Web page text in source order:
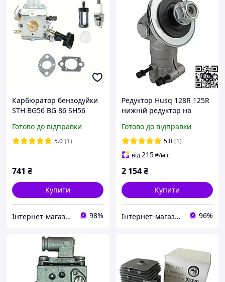
Карбюратор бензодуйки
STH BG56 BG 86 SH56
42411200616 42411200615
42411200607 C1MS26
Готово до відправки
5.0 (1)
741 ₴
Купити
Інтернет-магазин "Сад і Дача" 98%
Редуктор Husq 128R 125R
нижній редуктор на
122 5300962-95
Готово до відправки
5.0 (1)
від215₴/міс
2 154₴
Купити
Інтернет-магазин "Сам Собі Сервіс" 96%